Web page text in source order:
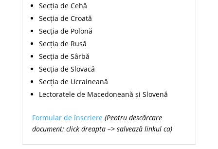
Secția de Cehă
Secția de Croată
Secția de Polonă
Secția de Rusă
Secția de Sârbă
Secția de Slovacă
Secția de Ucraineană
Lectoratele de Macedoneană și Slovenă
Formular de înscriere (Pentru descărcare
document: click dreapta –> salvează linkul ca)